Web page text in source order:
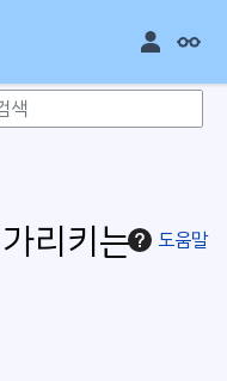
도움말
리키는